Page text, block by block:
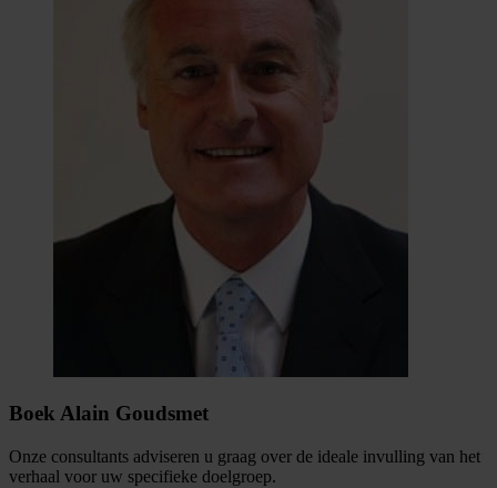
Boek Alain Goudsmet
Onze consultants adviseren u graag over de ideale invulling van het
verhaal voor uw specifieke doelgroep.